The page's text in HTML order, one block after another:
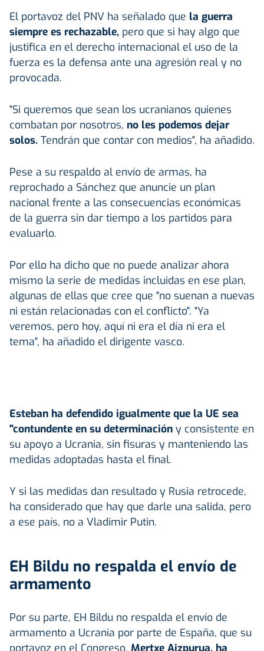
El portavoz del PNV ha señalado que la guerra
siempre es rechazable, pero que si hay algo que
justifica en el derecho internacional el uso de la
fuerza es la defensa ante una agresión real y no
provocada.
"Si queremos que sean los ucranianos quienes
combatan por nosotros, no les podemos dejar
solos. Tendrán que contar con medios", ha añadido.
Pese a su respaldo al envío de armas, ha
reprochado a Sánchez que anuncie un plan
nacional frente a las consecuencias económicas
de la guerra sin dar tiempo a los partidos para
evaluarlo.
Por ello ha dicho que no puede analizar ahora
mismo la serie de medidas incluidas en ese plan,
algunas de ellas que cree que "no suenan a nuevas
ni están relacionadas con el conflicto". "Ya
veremos, pero hoy, aquí ni era el día ni era el
tema", ha añadido el dirigente vasco.
Esteban ha defendido igualmente que la UE sea
"contundente en su determinación y consistente en
su apoyo a Ucrania, sin fisuras y manteniendo las
medidas adoptadas hasta el final.
Y si las medidas dan resultado y Rusia retrocede,
ha considerado que hay que darle una salida, pero
a ese país, no a Vladimir Putin.
EH Bildu no respalda el envío de
armamento
Por su parte, EH Bildu no respalda el envío de
armamento a Ucrania por parte de España, que su